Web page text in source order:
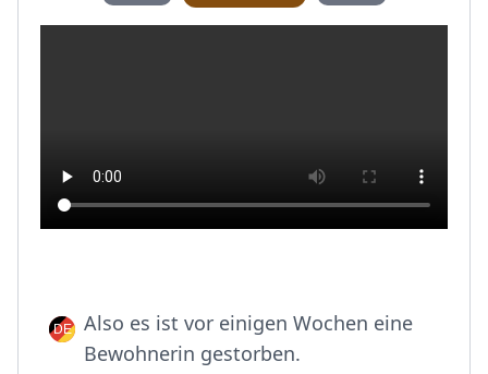
Also es ist vor einigen Wochen eine
Bewohnerin gestorben.